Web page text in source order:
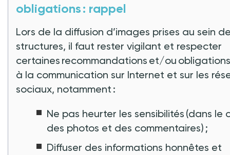
obligations : rappel
Lors de la diffusion d’images prises au sein
structures, il faut rester vigilant et respecter
certaines recommandations et/ou
à la communication sur Internet et sur les
sociaux, notamment :
Ne pas heurter les sensibilités (dans le
des photos et des commentaires) ;
Diffuser des informations honnêtes et